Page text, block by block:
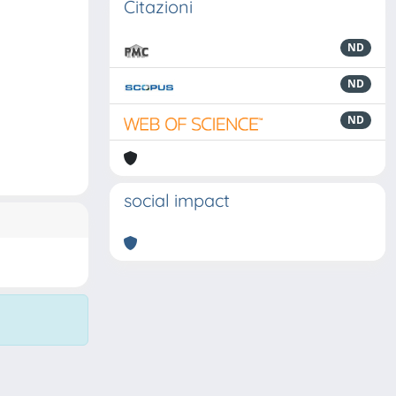
Citazioni
ND
ND
ND
social impact